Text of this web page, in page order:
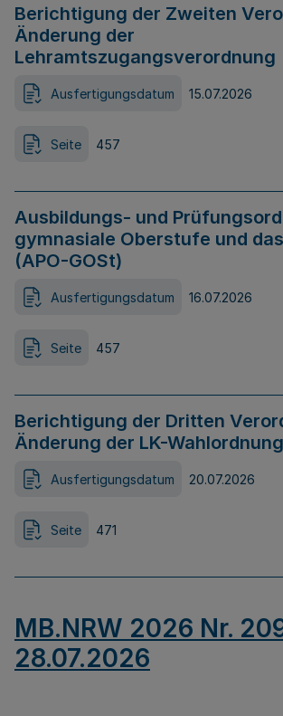
Berichtigung der Zweiten
Änderung der
Lehramtszugangsverordnung
Ausfertigungsdatum 15.07.2026
Seite 457
Ausbildungs- und
gymnasiale Oberstufe und
(APO-GOSt)
Ausfertigungsdatum 16.07.2026
Seite 457
Berichtigung der Dritten
Änderung der LK-Wahlordnung
Ausfertigungsdatum 20.07.2026
Seite 471
MB.NRW 2026 Nr.
28.07.2026